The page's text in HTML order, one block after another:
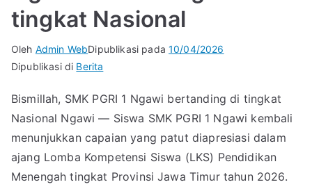
tingkat Nasional
Oleh Admin WebDipublikasi pada 10/04/2026
Dipublikasi di Berita
Bismillah, SMK PGRI 1 Ngawi bertanding di tingkat
Nasional Ngawi — Siswa SMK PGRI 1 Ngawi kembali
menunjukkan capaian yang patut diapresiasi dalam
ajang Lomba Kompetensi Siswa (LKS) Pendidikan
Menengah tingkat Provinsi Jawa Timur tahun 2026.